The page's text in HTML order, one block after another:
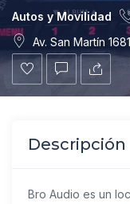
Autos y Movilidad
Av. San Martín
Descripción
Bro Audio es un